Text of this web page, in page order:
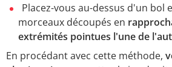
Placez-vous au-dessus d'un bol
morceaux découpés en
extrémités pointues l'une de
En procédant avec cette méthode,